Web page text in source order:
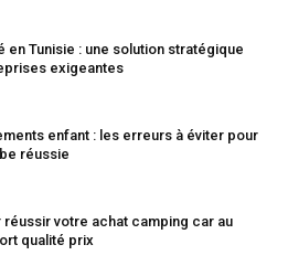
en Tunisie : une solution stratégique
exigeantes
enfant : les erreurs à éviter pour
réussie
votre achat camping car au
qualité prix